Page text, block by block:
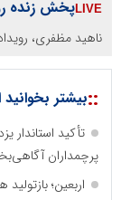
پخش زنده
ناهید مظفری،
::بیشتر
تأکید استاندار
پرچمداران
اربعین؛